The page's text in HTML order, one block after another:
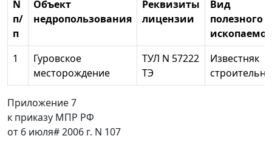
N
п/
п
Объект
недропользования
Реквизиты
лицензии
Вид
полезного
1
Гуровское
месторождение
ТУЛ N 57222
ТЭ
Известняк
Приложение 7
к приказу МПР РФ
от 6 июля# 2006 г. N 107